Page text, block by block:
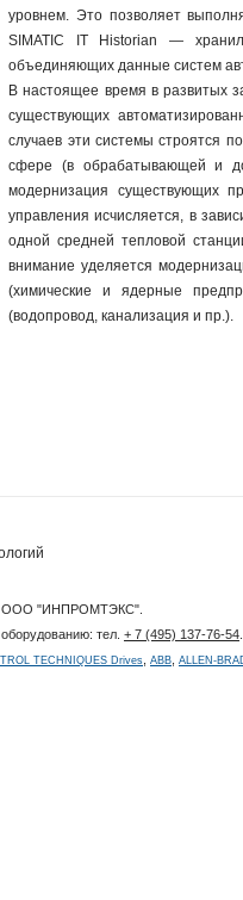
уровнем. Это позволяет
SIMATIC IT Historian —
объединяющих данные систем
В настоящее время в развитых
существующих
случаев эти системы строятся
сфере (в обрабатывающей и
модернизация существующих
управления исчисляется, в
одной средней тепловой
внимание уделяется
(химические и ядерные
(водопровод, канализация и пр.).
ООО "ИНПРОМТЭКС".
тел. + 7 (495) 137-76-54
TECHNIQUES Drives ABB ALLEN-